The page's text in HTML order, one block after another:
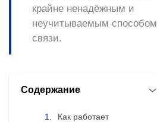
крайне ненадёжным и
неучитываемым способом
связи.
Содержание
Как работает